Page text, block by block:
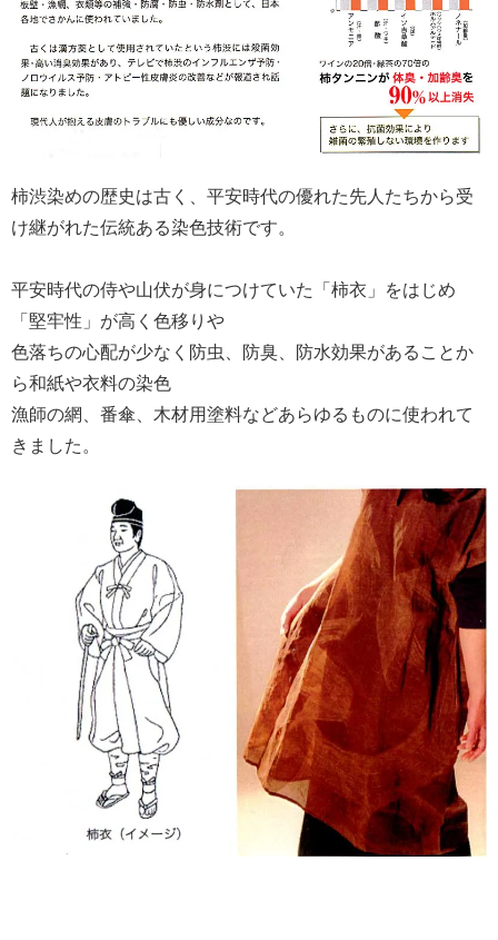
柿渋染めの歴史は古く、平安時代の優れた先人たちから受
け継がれた伝統ある染色技術です。
平安時代の侍や山伏が身につけていた「柿衣」をはじめ
「堅牢性」が高く色移りや
色落ちの心配が少なく防虫、防臭、防水効果があることか
ら和紙や衣料の染色
漁師の網、番傘、木材用塗料などあらゆるものに使われて
きました。